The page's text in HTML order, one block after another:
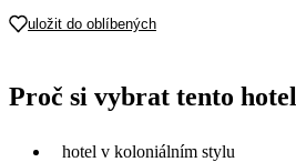
17
87 449
18
76 419
67 099 63 109 68 199 67 139
64 949
uložit do oblíbených
Proč si vybrat tento hotel
hotel v koloniálním stylu